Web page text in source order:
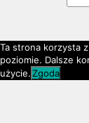
Ta strona korzysta
poziomie. Dalsze
użycie.Zgoda